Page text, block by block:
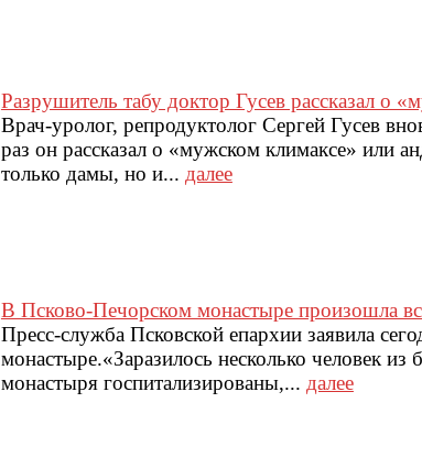
Разрушитель табу доктор Гусев рассказал о
Врач-уролог, репродуктолог Сергей Гусев
раз он рассказал о «мужском климаксе» или
только дамы, но и... далее
В Псково-Печорском монастыре произошла
Пресс-служба Псковской епархии заявила
монастыре.«Заразилось несколько человек
монастыря госпитализированы,... далее